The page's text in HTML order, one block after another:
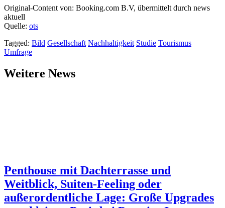
Original-Content von: Booking.com B.V, übermittelt durch news
aktuell
Quelle: ots
Tagged: Bild Gesellschaft Nachhaltigkeit Studie Tourismus
Umfrage
Weitere News
Penthouse mit Dachterrasse und
Weitblick, Suiten-Feeling oder
außerordentliche Lage: Große Upgrades